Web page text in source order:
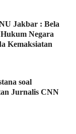
Jakbar : Bela
Negara
Kemaksiatan
soal
Jurnalis CNN